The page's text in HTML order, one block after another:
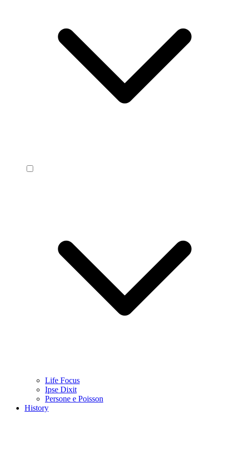
Life Focus
Ipse Dixit
Persone e Poisson
History